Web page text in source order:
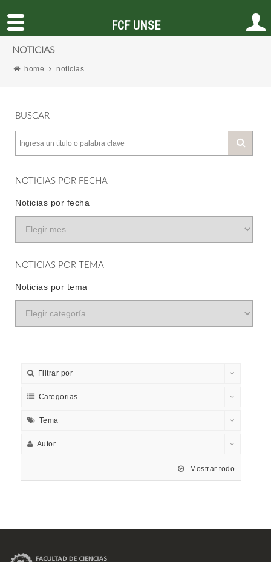
NOTICIAS
home noticias
BUSCAR
NOTICIAS POR FECHA
Noticias por fecha
NOTICIAS POR TEMA
Noticias por tema
Filtrar por
Categorias
Tema
Autor
Mostrar todo
FCF UNSE